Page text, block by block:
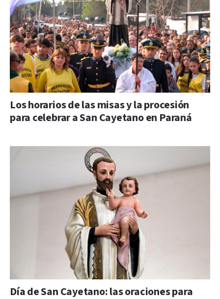
Los horarios de las misas y la procesión
para celebrar a San Cayetano en Paraná
Día de San Cayetano: las oraciones para